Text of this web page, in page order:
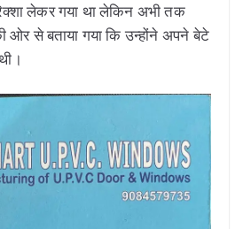
लेकर गया था लेकिन अभी तक
ओर से बताया गया कि उन्होंने अपने बेटे